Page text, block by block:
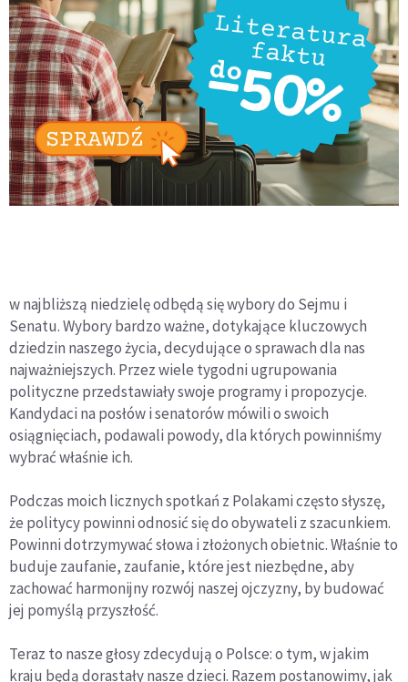
w najbliższą niedzielę odbędą się wybory do Sejmu i
Senatu. Wybory bardzo ważne, dotykające kluczowych
dziedzin naszego życia, decydujące o sprawach dla nas
najważniejszych. Przez wiele tygodni ugrupowania
polityczne przedstawiały swoje programy i propozycje.
Kandydaci na posłów i senatorów mówili o swoich
osiągnięciach, podawali powody, dla których powinniśmy
wybrać właśnie ich.
Podczas moich licznych spotkań z Polakami często słyszę,
że politycy powinni odnosić się do obywateli z szacunkiem.
Powinni dotrzymywać słowa i złożonych obietnic. Właśnie to
buduje zaufanie, zaufanie, które jest niezbędne, aby
zachować harmonijny rozwój naszej ojczyzny, by budować
jej pomyślą przyszłość.
Teraz to nasze głosy zdecydują o Polsce: o tym, w jakim
kraju będą dorastały nasze dzieci. Razem postanowimy, jak